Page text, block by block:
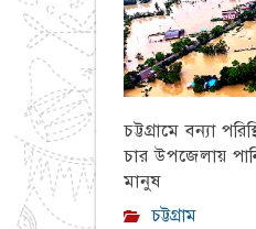
চট্টগ্রামে বন্যা
চার উপজেলায়
মানুষ
চট্টগ্রাম